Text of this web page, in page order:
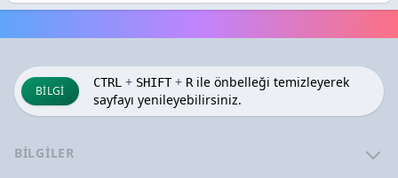
BILGI
CTRL + SHIFT + Rile önbelleği temizleyerek
sayfayı yenileyebilirsiniz.
BILGILER